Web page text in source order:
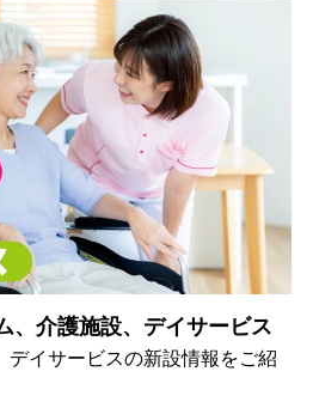
、介護施設、デイサービス
デイサービスの新設情報をご紹